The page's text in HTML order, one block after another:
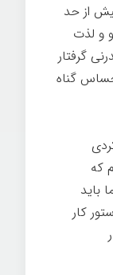
از حد
و لذت
گرفتار
گناه
که
باید
کار